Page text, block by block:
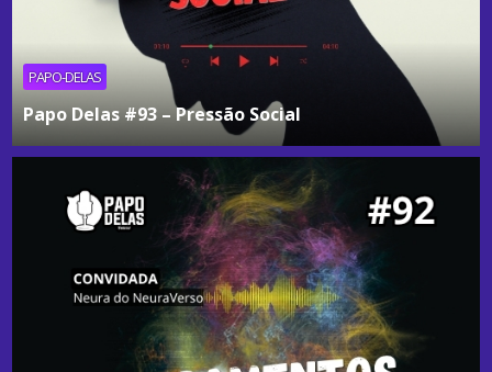
PAPO-DELAS
Papo Delas #93 – Pressão Social